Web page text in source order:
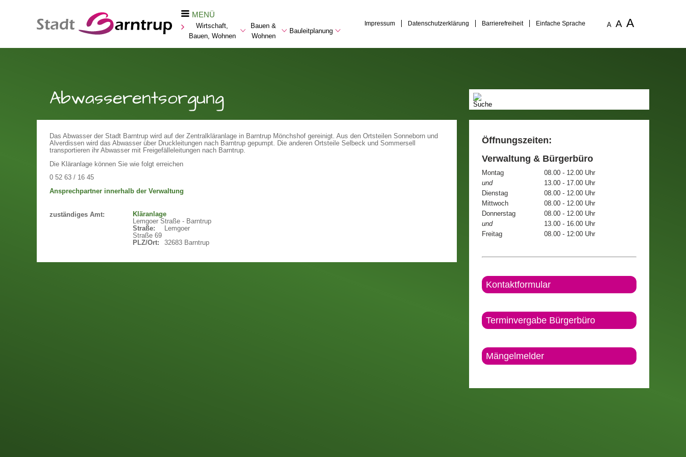
MENÜ
Wirtschaft,
Bauen, Wohnen
Bauen &
Wohnen
Bauleitplanung
Impressum Datenschutzerklärung Barrierefreiheit Einfache Sprache A A A
Abwasserentsorgung
Das Abwasser der Stadt Barntrup wird auf der Zentralkläranlage in Barntrup Mönchshof gereinigt. Aus den Ortsteilen Sonneborn und
Alverdissen wird das Abwasser über Druckleitungen nach Barntrup gepumpt. Die anderen Ortsteile Selbeck und Sommersell
transportieren ihr Abwasser mit Freigefälleleitungen nach Barntrup.
Die Kläranlage können Sie wie folgt erreichen
0 52 63 / 16 45
Ansprechpartner innerhalb der Verwaltung
zuständiges Amt:
Kläranlage
Lemgoer Straße - Barntrup
Straße:
Lemgoer
Straße 69
PLZ/Ort:
32683 Barntrup
Öffnungszeiten:
Verwaltung & Bürgerbüro
Montag
08.00 - 12.00 Uhr
und
13.00 - 17.00 Uhr
Dienstag
08.00 - 12.00 Uhr
Mittwoch
08.00 - 12.00 Uhr
Donnerstag
08.00 - 12.00 Uhr
und
13.00 - 16.00 Uhr
Freitag
08.00 - 12:00 Uhr
Kontaktformular
Terminvergabe Bürgerbüro
Mängelmelder